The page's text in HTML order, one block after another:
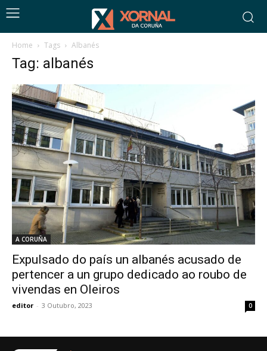
Home Tags Albanés
Tag: albanés
A CORUÑA
Expulsado do país un albanés acusado de
pertencer a un grupo dedicado ao roubo de
vivendas en Oleiros
editor - 3 Outubro, 2023 0